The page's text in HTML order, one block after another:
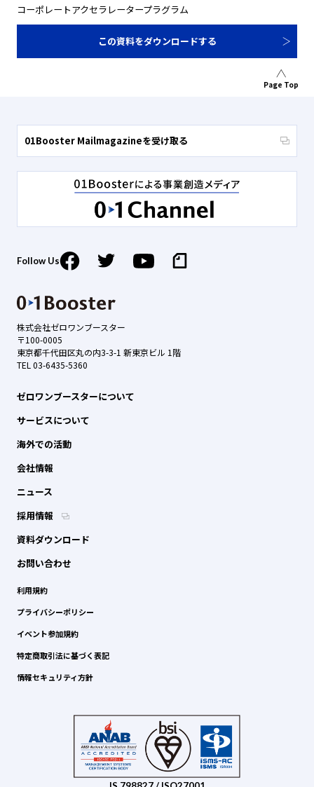
コーポレートアクセラレータープラグラム
この資料をダウンロードする
Page Top
株式会社ゼロワンブースター
〒100-0005
東京都千代田区丸の内3-3-1 新東京ビル 1階
TEL 03-6435-5360
ゼロワンブースターについて
サービスについて
海外での活動
会社情報
ニュース
採用情報
資料ダウンロード
お問い合わせ
利用規約
プライバシーポリシー
イベント参加規約
特定商取引法に基づく表記
情報セキュリティ方針
01Booster Mailmagazineを受け取る
Follow Us